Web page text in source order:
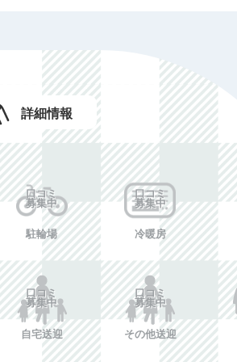
設情報を投稿する
詳細情報
口コミ
募集中
駐輪場
口コミ
募集中
冷暖房
口コミ
募集中
自宅送迎
口コミ
募集中
その他送迎